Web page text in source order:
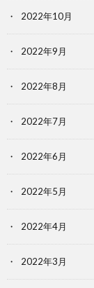
2022年10月
2022年9月
2022年8月
2022年7月
2022年6月
2022年5月
2022年4月
2022年3月